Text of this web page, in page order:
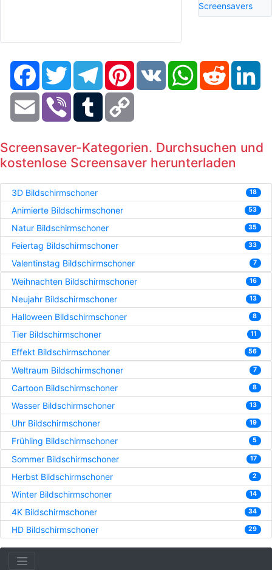
Screensavers
FacebookTwitter TelegramPinterestVK WhatsAppReddit
Email Viber Tumblr
Screensaver-Kategorien. Durchsuchen und
kostenlose Screensaver herunterladen
3D Bildschirmschoner 18
Animierte Bildschirmschoner 53
Natur Bildschirmschoner 35
Feiertag Bildschirmschoner 33
Valentinstag Bildschirmschoner 7
Weihnachten Bildschirmschoner 16
Neujahr Bildschirmschoner 13
Halloween Bildschirmschoner 8
Tier Bildschirmschoner 11
Effekt Bildschirmschoner 56
Weltraum Bildschirmschoner 7
Cartoon Bildschirmschoner 8
Wasser Bildschirmschoner 13
Uhr Bildschirmschoner 19
Frühling Bildschirmschoner 5
Sommer Bildschirmschoner 17
Herbst Bildschirmschoner 2
Winter Bildschirmschoner 14
4K Bildschirmschoner 34
HD Bildschirmschoner 29